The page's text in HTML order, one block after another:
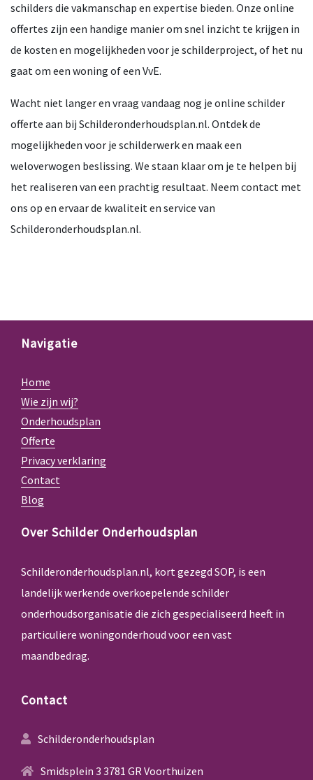
schilders die vakmanschap en expertise bieden. Onze online
offertes zijn een handige manier om snel inzicht te krijgen in
de kosten en mogelijkheden voor je schilderproject, of het nu
gaat om een woning of een VvE.
Wacht niet langer en vraag vandaag nog je online schilder
offerte aan bij Schilderonderhoudsplan.nl. Ontdek de
mogelijkheden voor je schilderwerk en maak een
weloverwogen beslissing. We staan klaar om je te helpen bij
het realiseren van een prachtig resultaat. Neem contact met
ons op en ervaar de kwaliteit en service van
Schilderonderhoudsplan.nl.
Navigatie
Home
Wie zijn wij?
Onderhoudsplan
Offerte
Privacy verklaring
Contact
Blog
Over Schilder Onderhoudsplan
Schilderonderhoudsplan.nl, kort gezegd SOP, is een
landelijk werkende overkoepelende schilder
onderhoudsorganisatie die zich gespecialiseerd heeft in
particuliere woningonderhoud voor een vast
maandbedrag.
Contact
Schilderonderhoudsplan
Smidsplein 3 3781 GR Voorthuizen